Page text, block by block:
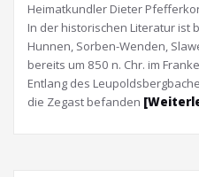
Heimatkundler Dieter
In der historischen Literatur ist
Hunnen, Sorben-Wenden,
bereits um 850 n. Chr. im
Entlang des
die Zegast befanden